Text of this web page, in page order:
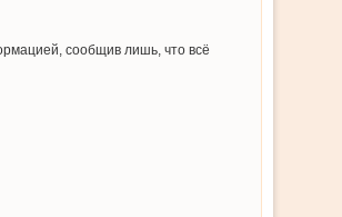
сообщив лишь, что всё